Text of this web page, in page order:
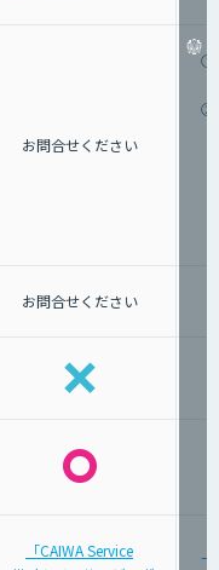
お問合せください
①
②
お問合せください
「CAIWA Service